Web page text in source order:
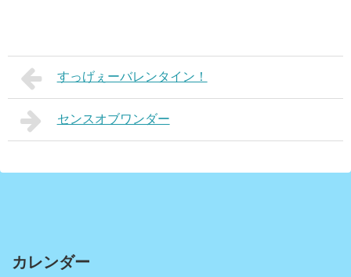
すっげぇーバレンタイン！
センスオブワンダー
カレンダー